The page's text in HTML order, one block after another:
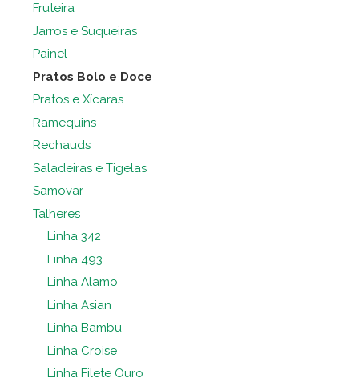
Fruteira
Jarros e Suqueiras
Painel
Pratos Bolo e Doce
Pratos e Xícaras
Ramequins
Rechauds
Saladeiras e Tigelas
Samovar
Talheres
Linha 342
Linha 493
Linha Alamo
Linha Asian
Linha Bambu
Linha Croise
Linha Filete Ouro